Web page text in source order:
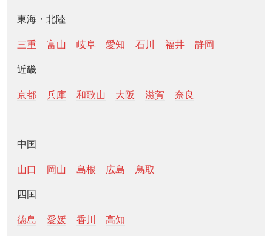
東海・北陸
三重 富山 岐阜 愛知 石川 福井 静岡
近畿
京都 兵庫 和歌山 大阪 滋賀 奈良
中国
山口 岡山 島根 広島 鳥取
四国
徳島 愛媛 香川 高知